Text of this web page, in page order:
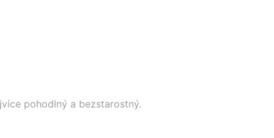
pohodlný a bezstarostný.